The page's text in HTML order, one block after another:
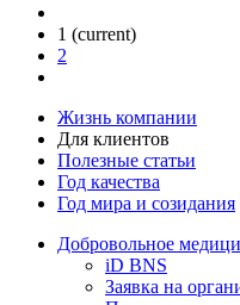
1 (current)
2
Жизнь компании
Для клиентов
Полезные статьи
Год качества
Год мира и созидания
Добровольное
iD BNS
Заявка на